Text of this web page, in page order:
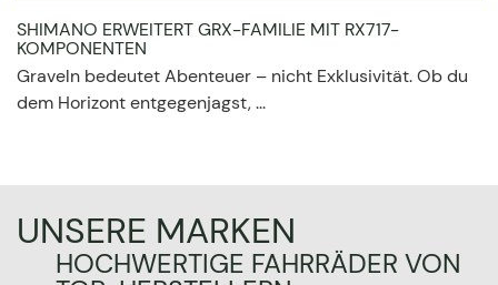
SHIMANO ERWEITERT GRX-FAMILIE MIT RX717-
KOMPONENTEN
Graveln bedeutet Abenteuer – nicht Exklusivität. Ob du
dem Horizont entgegenjagst, ...
UNSERE MARKEN
HOCHWERTIGE FAHRRÄDER VON